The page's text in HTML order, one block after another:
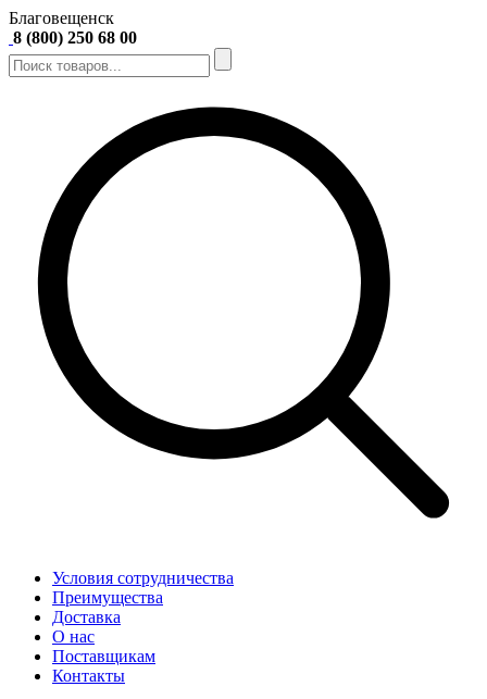
Благовещенск
8 (800) 250 68 00
Условия сотрудничества
Преимущества
Доставка
О нас
Поставщикам
Контакты